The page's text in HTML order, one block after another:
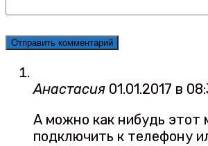
Анастасия 01.01.2017 в
А можно как нибудь этот
подключить к телефону